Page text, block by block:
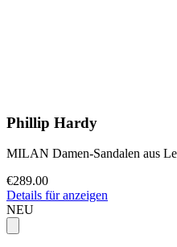
Phillip Hardy
MILAN Damen-Sandalen aus
€289.00
Details für anzeigen
NEU